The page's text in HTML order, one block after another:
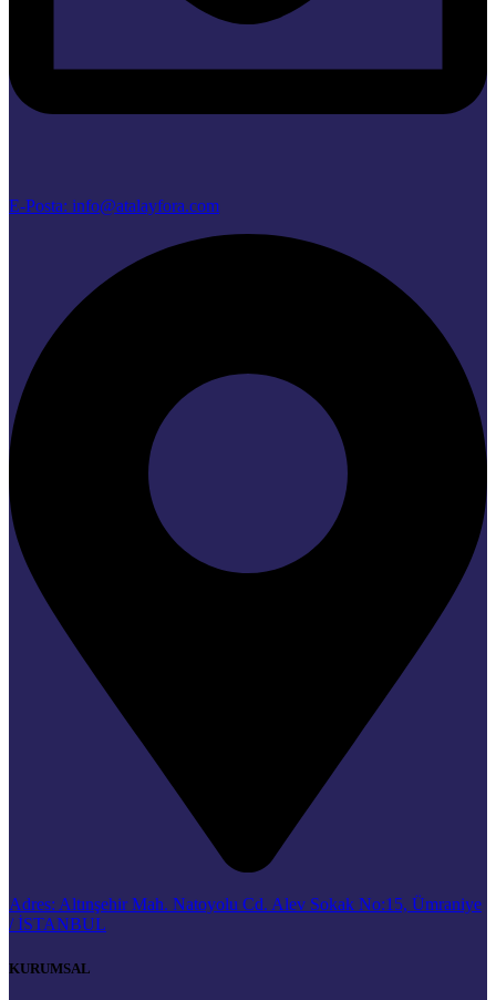
E-Posta: info@atalayfora.com
Adres: Altınşehir Mah. Natoyolu Cd. Alev Sokak No:15, Ümraniye
/ İSTANBUL
KURUMSAL